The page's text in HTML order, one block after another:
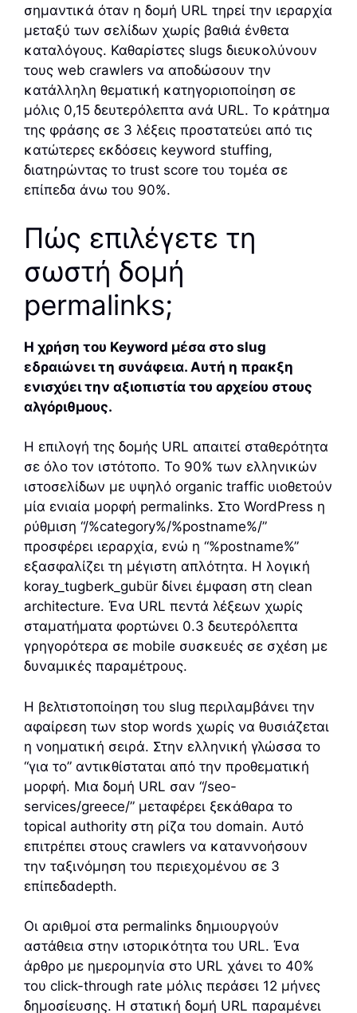
σημαντικά όταν η δομή URL τηρεί την ιεραρχία
μεταξύ των σελίδων χωρίς βαθιά ένθετα
καταλόγους. Καθαρίστες slugs διευκολύνουν
τους web crawlers να αποδώσουν την
κατάλληλη θεματική κατηγοριοποίηση σε
μόλις 0,15 δευτερόλεπτα ανά URL. Το κράτημα
της φράσης σε 3 λέξεις προστατεύει από τις
κατώτερες εκδόσεις keyword stuffing,
διατηρώντας το trust score του τομέα σε
επίπεδα άνω του 90%.
Πώς επιλέγετε τη
σωστή δομή
permalinks;
Η χρήση του Keyword μέσα στο slug
εδραιώνει τη συνάφεια. Αυτή η πρακξη
ενισχύει την αξιοπιστία του αρχείου στους
αλγόριθμους.
Η επιλογή της δομής URL απαιτεί σταθερότητα
σε όλο τον ιστότοπο. Το 90% των ελληνικών
ιστοσελίδων με υψηλό organic traffic υιοθετούν
μία ενιαία μορφή permalinks. Στο WordPress η
ρύθμιση “/%category%/%postname%/”
προσφέρει ιεραρχία, ενώ η “%postname%”
εξασφαλίζει τη μέγιστη απλότητα. Η λογική
koray_tugberk_gubür δίνει έμφαση στη clean
architecture. Ένα URL πεντά λέξεων χωρίς
σταματήματα φορτώνει 0.3 δευτερόλεπτα
γρηγορότερα σε mobile συσκευές σε σχέση με
δυναμικές παραμέτρους.
Η βελτιστοποίηση του slug περιλαμβάνει την
αφαίρεση των stop words χωρίς να θυσιάζεται
η νοηματική σειρά. Στην ελληνική γλώσσα το
“για το” αντικθίσταται από την προθεματική
μορφή. Μια δομή URL σαν “/seo-
services/greece/” μεταφέρει ξεκάθαρα το
topical authority στη ρίζα του domain. Αυτό
επιτρέπει στους crawlers να καταννοήσουν
την ταξινόμηση του περιεχομένου σε 3
επίπεδαdepth.
Οι αριθμοί στα permalinks δημιουργούν
αστάθεια στην ιστορικότητα του URL. Ένα
άρθρο με ημερομηνία στο URL χάνει το 40%
του click-through rate μόλις περάσει 12 μήνες
δημοσίευσης. Η στατική δομή URL παραμένει